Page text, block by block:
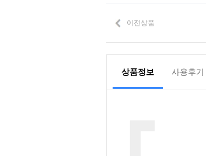
이전상품
상품정보 사용후기